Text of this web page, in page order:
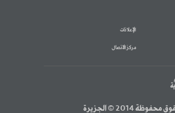
الإعلانات
مركز الاتصال
2014 © الجزيرة